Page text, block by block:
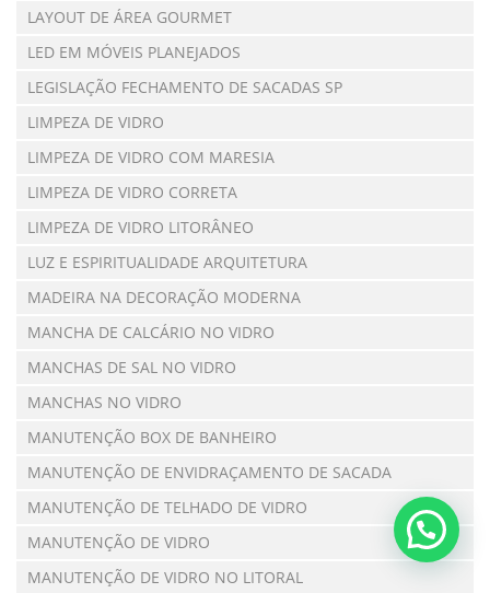
LAYOUT DE ÁREA GOURMET
LED EM MÓVEIS PLANEJADOS
LEGISLAÇÃO FECHAMENTO DE SACADAS SP
LIMPEZA DE VIDRO
LIMPEZA DE VIDRO COM MARESIA
LIMPEZA DE VIDRO CORRETA
LIMPEZA DE VIDRO LITORÂNEO
LUZ E ESPIRITUALIDADE ARQUITETURA
MADEIRA NA DECORAÇÃO MODERNA
MANCHA DE CALCÁRIO NO VIDRO
MANCHAS DE SAL NO VIDRO
MANCHAS NO VIDRO
MANUTENÇÃO BOX DE BANHEIRO
MANUTENÇÃO DE ENVIDRAÇAMENTO DE SACADA
MANUTENÇÃO DE TELHADO DE VIDRO
MANUTENÇÃO DE VIDRO
MANUTENÇÃO DE VIDRO NO LITORAL